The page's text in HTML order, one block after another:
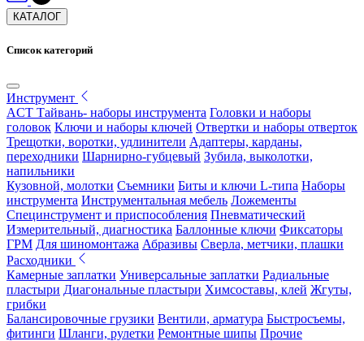
КАТАЛОГ
Список категорий
Инструмент
ACT Тайвань- наборы инструмента Головки и наборы
головок Ключи и наборы ключей Отвертки и наборы отверток
Трещотки, воротки, удлинители Адаптеры, карданы,
переходники Шарнирно-губцевый Зубила, выколотки,
напильники
Кузовной, молотки Съемники Биты и ключи L-типа Наборы
инструмента Инструментальная мебель Ложементы
Специнструмент и приспособления Пневматический
Измерительный, диагностика Баллонные ключи Фиксаторы
ГРМ Для шиномонтажа Абразивы Сверла, метчики, плашки
Расходники
Камерные заплатки Универсальные заплатки Радиальные
пластыри Диагональные пластыри Химсоставы, клей Жгуты,
грибки
Балансировочные грузики Вентили, арматура Быстросъемы,
фитинги Шланги, рулетки Ремонтные шипы Прочие